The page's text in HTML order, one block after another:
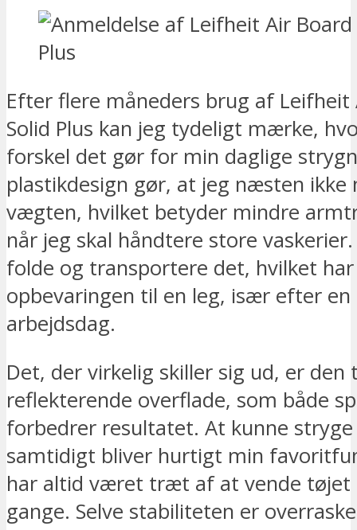
Efter flere måneders brug af Leifheit
Solid Plus kan jeg tydeligt mærke,
forskel det gør for min daglige
plastikdesign gør, at jeg næsten
vægten, hvilket betyder mindre
når jeg skal håndtere store
folde og transportere det, hvilket
opbevaringen til en leg, især efter en
arbejdsdag.
Det, der virkelig skiller sig ud, er den
reflekterende overflade, som både
forbedrer resultatet. At kunne
samtidigt bliver hurtigt min
har altid været træt af at vende tøjet
gange. Selve stabiliteten er